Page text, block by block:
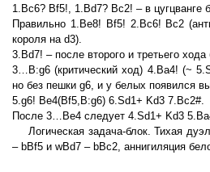
1.Bc6? Bf5!, 1.Bd7? Bc2! – в
Правильно 1.Be8! Bf5! 2.Bc6! Bc2
короля на d3).
3.Bd7! – после второго и третьего
3…B:g6 (критический ход) 4.Ba4! (~
но без пешки g6, и у белых появился
5.g6! Bе4(Bf5,B:g6) 6.Sd1+ Kd3 7.Bc2#.
После 3…Be4 следует 4.Sd1+ Kd3
Логическая задача-блок. Тихая
– bBf5 и wBd7 – bBc2, аннигиляция